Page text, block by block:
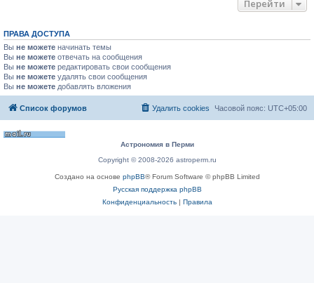
Перейти
ПРАВА ДОСТУПА
Вы не можете начинать темы
Вы не можете отвечать на сообщения
Вы не можете редактировать свои сообщения
Вы не можете удалять свои сообщения
Вы не можете добавлять вложения
Список форумов Часовой пояс: UTC+05:00
Удалить cookies
Астрономия в Перми
Copyright © 2008-2026 astroperm.ru
Создано на основе phpBB® Forum Software © phpBB Limited
Русская поддержка phpBB
Конфиденциальность| Правила